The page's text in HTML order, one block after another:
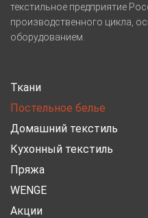
текстильное предприятие
производственного цикла,
оборудованием.
Ткани
Постельное белье
Домашний текстиль
Кухонный текстиль
Пряжа
WENGE
Акции